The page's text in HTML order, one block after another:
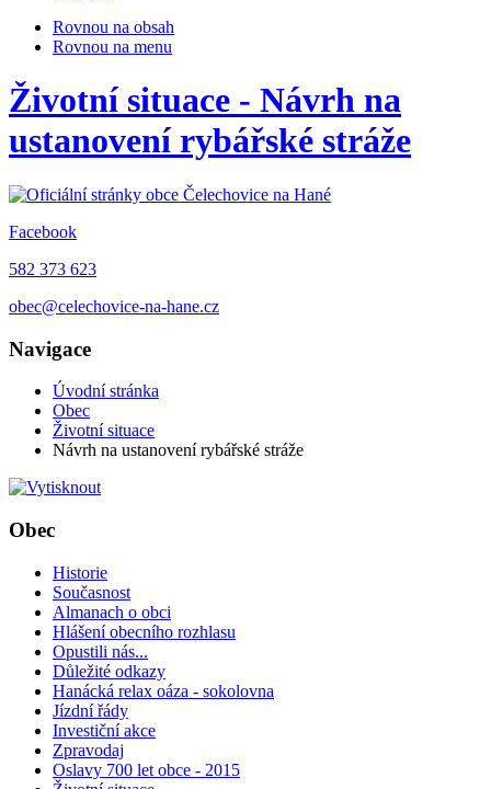
Rovnou na obsah
Rovnou na menu
Životní situace - Návrh na
ustanovení rybářské stráže
Facebook
582 373 623
obec@celechovice-na-hane.cz
Navigace
Úvodní stránka
Obec
Životní situace
Návrh na ustanovení rybářské stráže
Obec
Historie
Současnost
Almanach o obci
Hlášení obecního rozhlasu
Opustili nás...
Důležité odkazy
Hanácká relax oáza - sokolovna
Jízdní řády
Investiční akce
Zpravodaj
Oslavy 700 let obce - 2015